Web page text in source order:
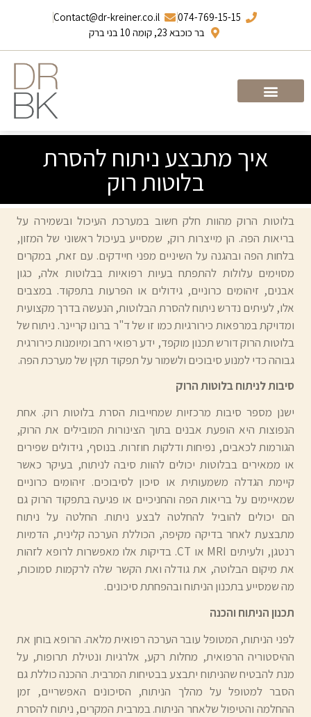
074-769-15-15
Contact@dr-kreiner.co.il
בר כוכבא 23, קומה 10 בני ברק
איך מתבצע ניתוח להסרת
בלוטות רוק
בלוטות הרוק מהוות חלק חשוב במערכת העיכול ובשמירה על
בריאות הפה. הן מייצרות רוק, שמסייע בעיכול ראשוני של המזון,
בלחות הפה ובהגנה על השיניים מפני חיידקים. עם זאת, במקרים
מסוימים עלולות להתפתח בעיות רפואיות בבלוטות אלה, כגון
אבנים, זיהומים כרוניים, גידולים או הפרעות בתפקוד. במצבים
אלו, לעיתים נדרש ניתוח להסרת הבלוטות, הנעשה בדרך מקצועית
ומדויקת במרפאות כירורגיות כמו זו של ד"ר ברונו קריינר. ניתוח של
בלוטות הרוק דורש תכנון מוקפד, ידע רפואי רחב ומיומנות כירורגית
גבוהה כדי למנוע סיבוכים ולשמור על תפקוד תקין של מערכת הפה.
סיבות לניתוח בלוטות הרוק
ישנן מספר סיבות מרכזיות שמחייבות הסרת בלוטות רוק. אחת
הנפוצות היא הופעת אבנים בתוך הצינורות המובילים את הרוק,
הגורמות לכאבים, נפיחות ודלקות חוזרות. בנוסף, גידולים שפירים
או ממאירים בבלוטות יכולים להוות סיבה לניתוח, בעיקר כאשר
קיימת הגדלה משמעותית או סיכון לסיבוכים. זיהומים כרוניים
שמאיימים על בריאות הפה והחניכיים או פגיעה בתפקוד הרוק גם
הם יכולים להוביל להחלטה לבצע ניתוח. החלטה על ניתוח
מתבצעת לאחר בדיקה מקיפה, הכוללת הערכה קלינית, הדמיות
רנטגן, ולעיתים MRI או CT. בדיקות אלו מאפשרות לרופא לזהות
את מיקום הבלוטה, את גודלה ואת הקשר שלה לרקמות סמוכות,
מה שמסייע בתכנון הניתוח ובהפחתת סיכונים.
תכנון הניתוח והכנה
לפני הניתוח, המטופל עובר הערכה רפואית מלאה. הרופא בוחן את
ההיסטוריה הרפואית, מחלות רקע, אלרגיות ונטילת תרופות, על
מנת להבטיח שהניתוח יתבצע בבטיחות המרבית. ההכנה כוללת גם
הסבר למטופל על מהלך הניתוח, הסיכונים האפשריים, זמן
ההחלמה והטיפול שלאחר הניתוח. במרבית המקרים, ניתוח להסרת